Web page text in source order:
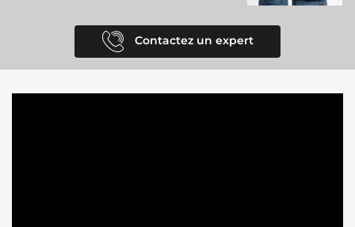
Contactez un expert